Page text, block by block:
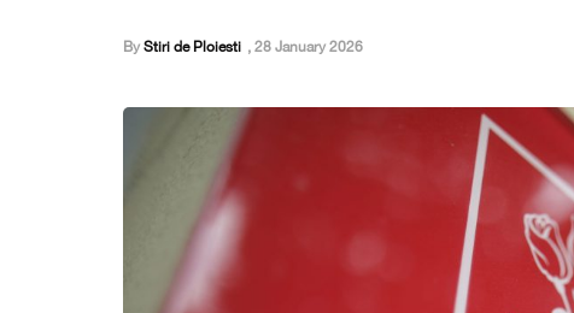
By Stiri de Ploiesti , 28 January 2026